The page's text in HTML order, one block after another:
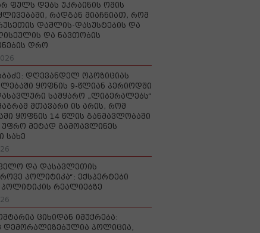
ფულს დებს უკრაინის ომის
რადგან მიაჩნიათ, რომ
დაშლის-დასუსტების და
და ნავთობის
დრო
დღევანდელ ოპოზიციას
ყოფნის 9-წლიან პერიოდში
სამყარო „ლიბერალებს“
მთავარი ის არის, რომ
ყოფნის 14 წლის განმავლობაში
მეტად გამოავლინეს
სახე
და დასავლეთის
პოლიტიკა“: ექსპერტები
პოლიტიკის რეალიებზე
ციხიდან იმუქრება:
დემორალიზებულია პოლიცია,